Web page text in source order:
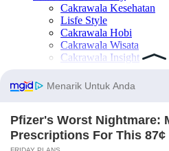
Cakrawala Kesehatan
Lisfe Style
Cakrawala Hobi
Cakrawala Wisata
Cakrawala Insight